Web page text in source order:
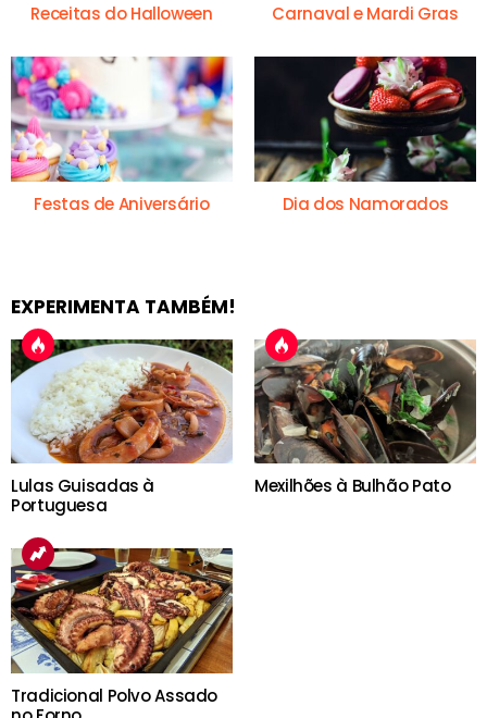
Receitas do Halloween Carnaval e Mardi Gras
Festas de Aniversário Dia dos Namorados
EXPERIMENTA TAMBÉM!
Lulas Guisadas à
Portuguesa
Mexilhões à Bulhão Pato
Tradicional Polvo Assado